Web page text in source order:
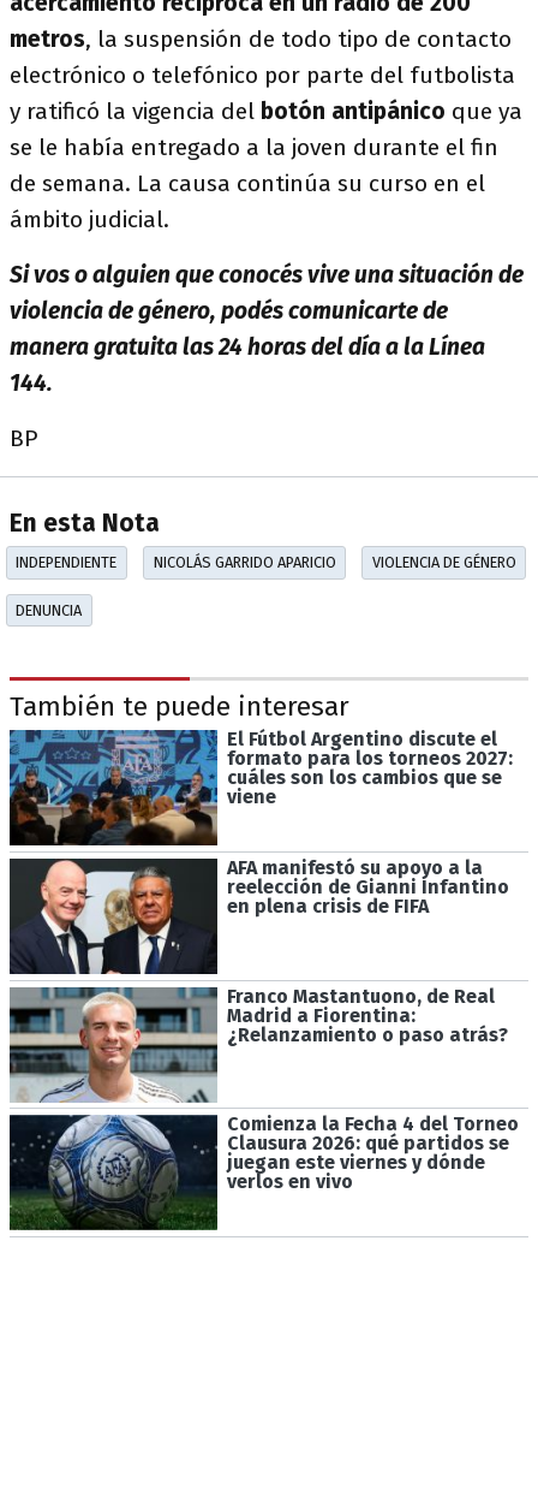
metros, la suspensión de todo tipo de contacto
electrónico o telefónico por parte del futbolista
y ratificó la vigencia del botón antipánico que ya
se le había entregado a la joven durante el fin
de semana. La causa continúa su curso en el
ámbito judicial.
Si vos o alguien que conocés vive una situación de
violencia de género, podés comunicarte de
manera gratuita las 24 horas del día a la Línea
144.
BP
En esta Nota
INDEPENDIENTE NICOLÁS GARRIDO APARICIO VIOLENCIA DE GÉNERO
DENUNCIA
También te puede interesar
El Fútbol Argentino discute el
formato para los torneos 2027:
cuáles son los cambios que se
viene
AFA manifestó su apoyo a la
reelección de Gianni Infantino
en plena crisis de FIFA
Franco Mastantuono, de Real
Madrid a Fiorentina:
¿Relanzamiento o paso atrás?
Comienza la Fecha 4 del Torneo
Clausura 2026: qué partidos se
juegan este viernes y dónde
verlos en vivo